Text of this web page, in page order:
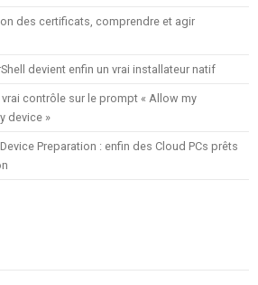
des certificats, comprendre et agir
devient enfin un vrai installateur natif
contrôle sur le prompt « Allow my
device »
Preparation : enfin des Cloud PCs prêts